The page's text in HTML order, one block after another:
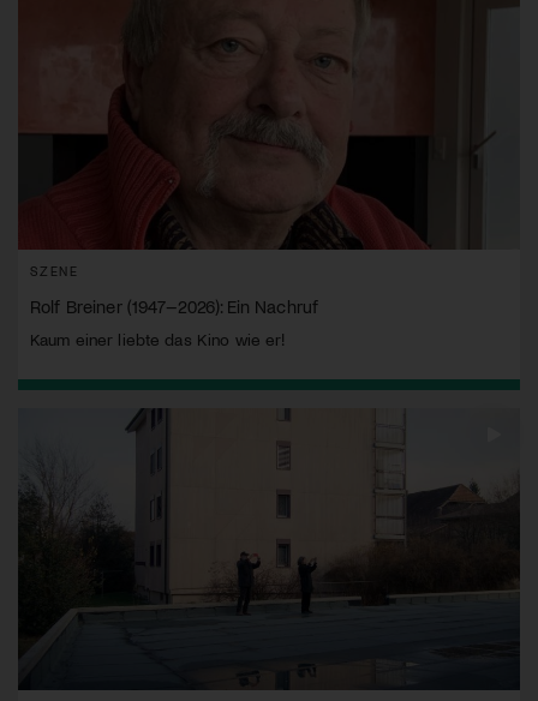
SZENE
Rolf Breiner (1947–2026): Ein Nachruf
Kaum einer liebte das Kino wie er!